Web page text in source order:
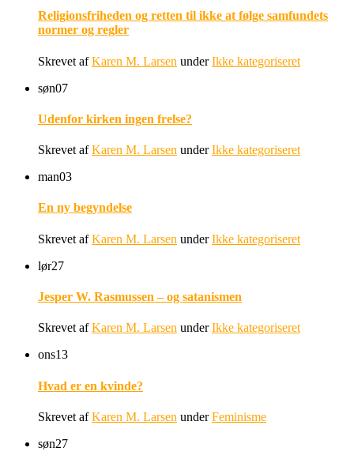
Religionsfriheden og retten til ikke at følge samfundets
normer og regler
Skrevet afKaren M. Larsen underIkke kategoriseret
søn07
Udenfor kirken ingen frelse?
Skrevet afKaren M. Larsen underIkke kategoriseret
man03
En ny begyndelse
Skrevet afKaren M. Larsen underIkke kategoriseret
lør27
Jesper W. Rasmussen – og satanismen
Skrevet afKaren M. Larsen underIkke kategoriseret
ons13
Hvad er en kvinde?
Skrevet afKaren M. Larsen underFeminisme
søn27